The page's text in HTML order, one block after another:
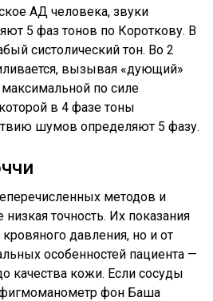
АД человека, звуки
5 фаз тонов по Короткову. В
систолический тон. Во 2
вызывая «дующий»
максимальной по силе
в 4 фазе тоны
шумов определяют 5 фазу.
методов и
точность. Их показания
давления, но и от
особенностей пациента —
качества кожи. Если сосуды
фон Баша